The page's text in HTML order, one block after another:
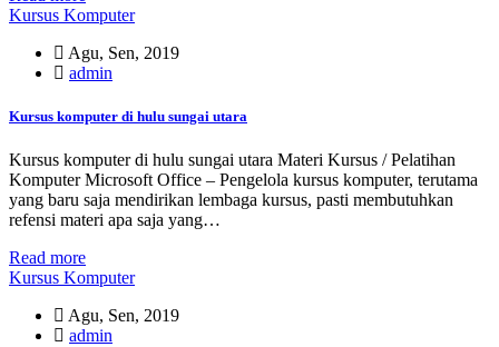
Kursus Komputer
Agu, Sen, 2019
admin
Kursus komputer di hulu sungai utara
Kursus komputer di hulu sungai utara Materi Kursus / Pelatihan
Komputer Microsoft Office – Pengelola kursus komputer, terutama
yang baru saja mendirikan lembaga kursus, pasti membutuhkan
refensi materi apa saja yang…
Read more
Kursus Komputer
Agu, Sen, 2019
admin